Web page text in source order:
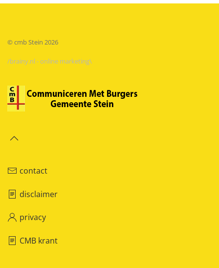
© cmb Stein 2026
/brainy.nl - online marketing\
contact
disclaimer
privacy
CMB krant